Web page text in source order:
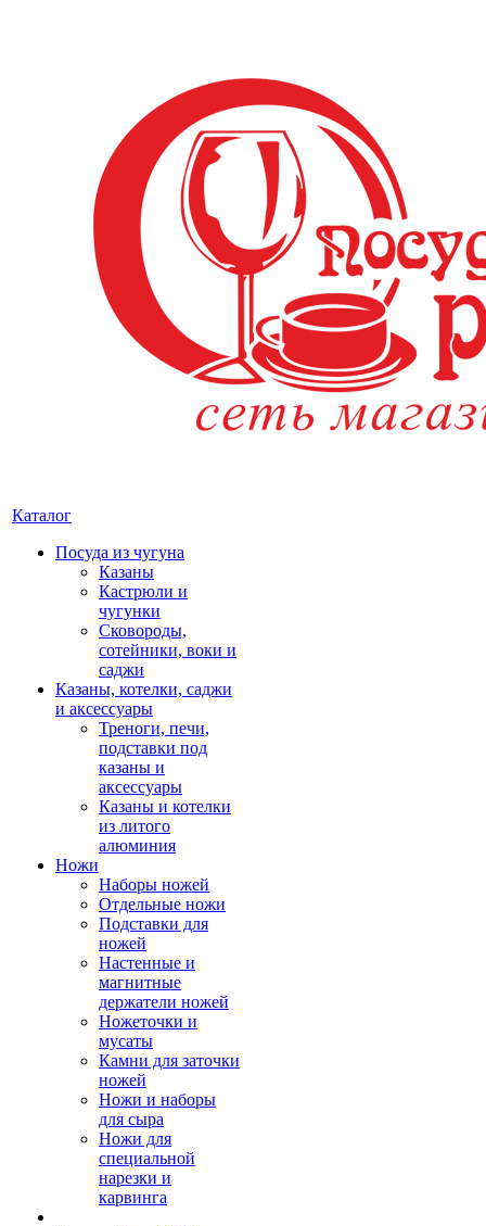
Каталог
Посуда из чугуна
Казаны
Кастрюли и
чугунки
Сковороды,
сотейники, воки и
саджи
Казаны, котелки, саджи
и аксессуары
Треноги, печи,
подставки под
казаны и
аксессуары
Казаны и котелки
из литого
алюминия
Ножи
Наборы ножей
Отдельные ножи
Подставки для
ножей
Настенные и
магнитные
держатели ножей
Ножеточки и
мусаты
Камни для заточки
ножей
Ножи и наборы
для сыра
Ножи для
специальной
нарезки и
карвинга